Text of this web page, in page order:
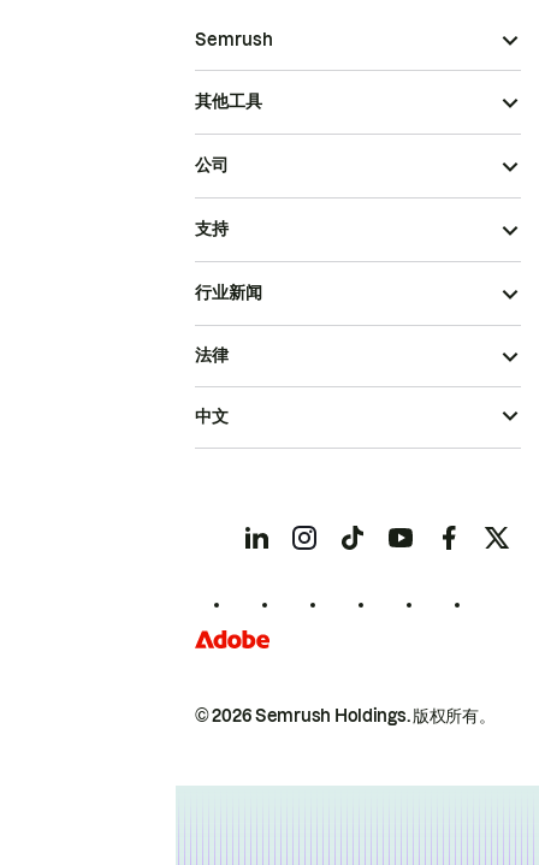
Semrush
其他工具
公司
支持
行业新闻
© 2026 Semrush Holdings.版权所有。
法律
中文